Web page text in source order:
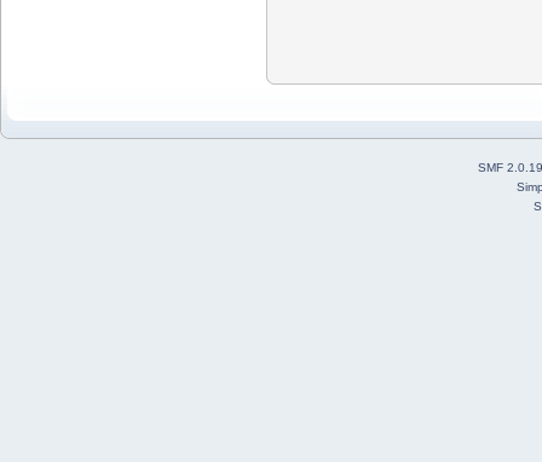
SMF 2.0.19